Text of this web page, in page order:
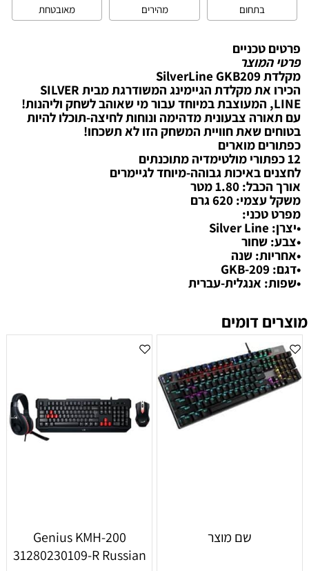
בתחום
מהירים
מאובטחת
פרטים טכניים
פרטי המוצר
‏מקלדת SilverLine GKB209
הכירו את מקלדת הגיימינג המשודרגת מבית SILVER
LINE, המעוצבת במיוחד עבור מי שאוהב לשחק וליהנות!
עם תאורה צבעונית מדהימה ונוחות לחיצה-תוכלו להיות
בטוחים שאת חוויית המשחק הזו לא תשכחו!
כפתורים מוארים
12 כפתורי מולטימדיה מתוכנתים
לחצנים באיכות גבוהה-מיוחד לגיימרים
אורך הכבל: 1.80 מטר
משקל עצמי: 620 גרם
מפרט טכני:
•יצרן: Silver Line
•צבע: שחור
•אחריות: שנה
•דגם: GKB-209
•שפות: אנגלית-עברית
מוצרים דומים
שם מוצר
Genius KMH-200
31280230109-R Russian